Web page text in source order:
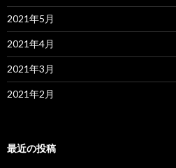
2021年5月
2021年4月
2021年3月
2021年2月
最近の投稿